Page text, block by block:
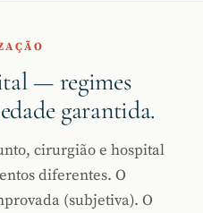
— regimes
garantida.
cirurgião e hospital
diferentes. O
(subjetiva). O